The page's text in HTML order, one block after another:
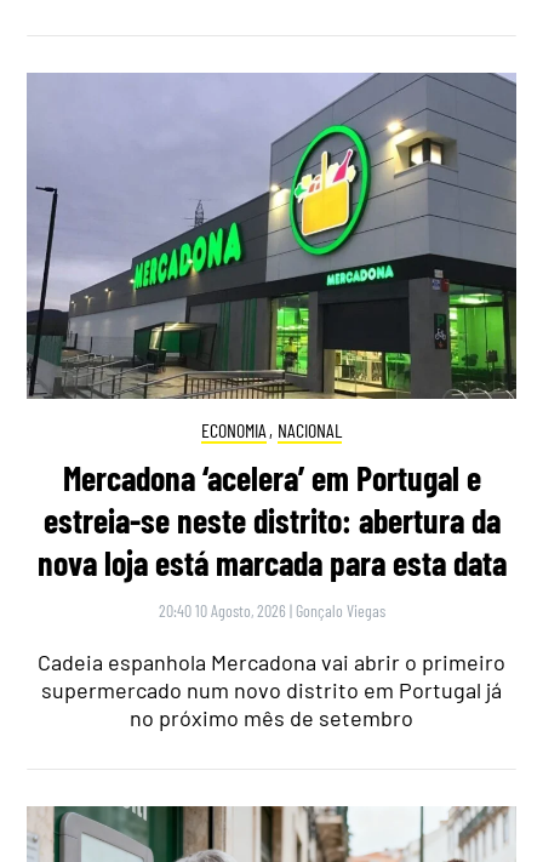
ECONOMIA , NACIONAL
Mercadona ‘acelera’ em Portugal e
estreia-se neste distrito: abertura da
nova loja está marcada para esta data
20:40 10 Agosto, 2026 | Gonçalo Viegas
Cadeia espanhola Mercadona vai abrir o primeiro
supermercado num novo distrito em Portugal já
no próximo mês de setembro